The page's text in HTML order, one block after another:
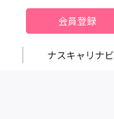
会員登録
ナスキャリナビ